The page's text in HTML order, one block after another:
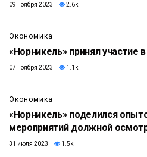
09 ноября 2023 2.6k
Экономика
«Норникель» принял участие
07 ноября 2023 1.1k
Экономика
«Норникель» поделился
мероприятий должной
31 июля 2023 1.5k